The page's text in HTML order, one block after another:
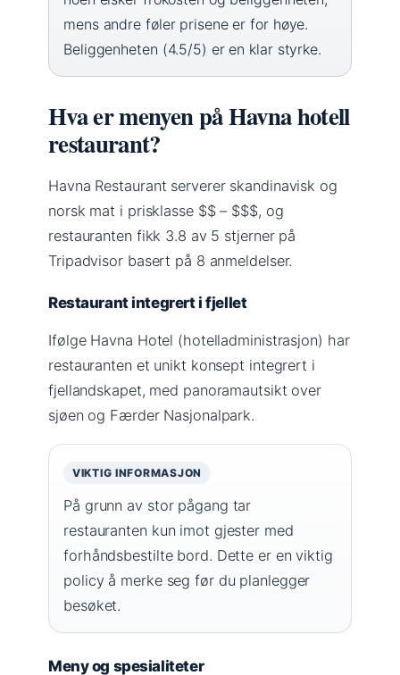
mens andre føler prisene er for høye.
Beliggenheten (4.5/5) er en klar styrke.
Hva er menyen på Havna hotell
restaurant?
Havna Restaurant serverer skandinavisk og
norsk mat i prisklasse $$ – $$$, og
restauranten fikk 3.8 av 5 stjerner på
Tripadvisor basert på 8 anmeldelser.
Restaurant integrert i fjellet
Ifølge Havna Hotel (hotelladministrasjon) har
restauranten et unikt konsept integrert i
fjellandskapet, med panoramautsikt over
sjøen og Færder Nasjonalpark.
VIKTIG INFORMASJON
På grunn av stor pågang tar
restauranten kun imot gjester med
forhåndsbestilte bord. Dette er en viktig
policy å merke seg før du planlegger
besøket.
Meny og spesialiteter